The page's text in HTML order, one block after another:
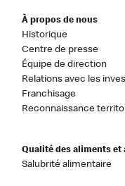
À propos de nous
Historique
Centre de presse
Équipe de direction
Relations avec les
Franchisage
Reconnaissance
Qualité des aliments
Salubrité alimentaire